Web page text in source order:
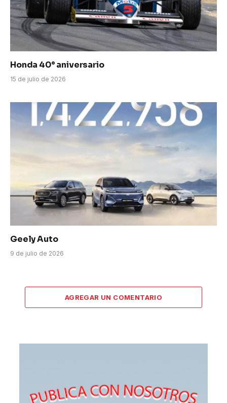
Honda 40° aniversario
15 de julio de 2026
Geely Auto
9 de julio de 2026
AGREGAR UN COMENTARIO